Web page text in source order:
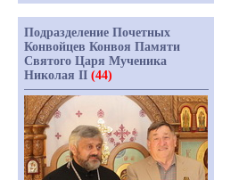
Подразделение Почетных
Конвойцев Конвоя Памяти
Святого Царя Мученика
Николая II (44)